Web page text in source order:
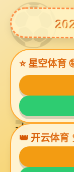
非凡娱乐
集团快讯